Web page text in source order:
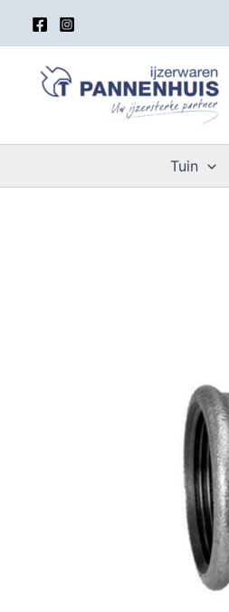
inhoud
Tuin